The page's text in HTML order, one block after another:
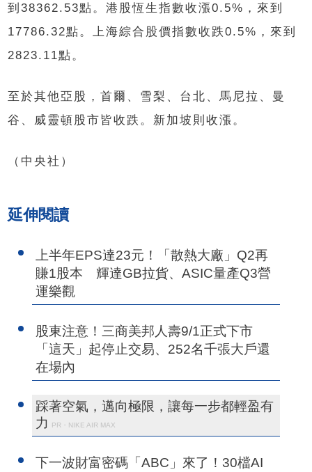
到38362.53點。港股恆生指數收漲0.5% ，來到
17786.32點。上海綜合股價指數收跌0.5% ，來到
2823.11點。
至於其他亞股，首爾、雪梨、台北、馬尼拉、曼
谷、威靈頓股市皆收跌。新加坡則收漲。
（中央社）
延伸閱讀
上半年EPS達23元！「散熱大廠」Q2再
賺1股本 輝達GB拉貨、ASIC量產Q3營
運樂觀
股東注意！三商美邦人壽9/1正式下市
「這天」起停止交易、252名千張大戶還
在場內
踩著空氣，邁向極限，讓每一步都輕盈有
力
PR・NIKE AIR MAX
下一波財富密碼「ABC」來了！30檔AI